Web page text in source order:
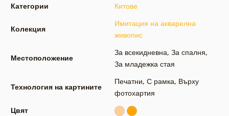
Категории Китове
Колекция
Имитация на акварелна
живопис
Местоположение
За всекидневна, За спалня,
За младежка стая
Технология на картините
Печатни, С рамка, Върху
фотохартия
Цвят